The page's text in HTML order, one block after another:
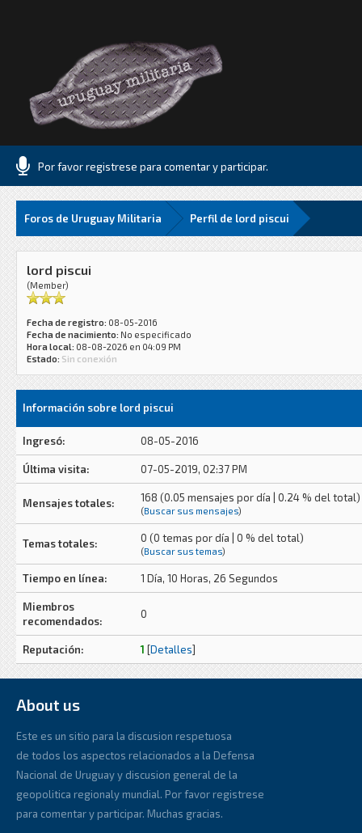
Por favor registrese para comentar y participar.
Foros de Uruguay Militaria Perfil de lord piscui
lord piscui
(Member)
Fecha de registro: 08-05-2016
Fecha de nacimiento: No especificado
Hora local: 08-08-2026 en 04:09 PM
Estado: Sin conexión
Información sobre lord piscui
Ingresó: 08-05-2016
Última visita: 07-05-2019, 02:37 PM
Mensajes totales: 168 (0.05 mensajes por día | 0.24 % del total)
(Buscar sus mensajes)
Temas totales: 0 (0 temas por día | 0 % del total)
(Buscar sus temas)
Tiempo en línea: 1 Día, 10 Horas, 26 Segundos
Miembros
recomendados:
0
Reputación: 1 [Detalles]
About us
Este es un sitio para la discusion respetuosa
de todos los aspectos relacionados a la Defensa
Nacional de Uruguay y discusion general de la
geopolitica regionaly mundial. Por favor registrese
para comentar y participar. Muchas gracias.